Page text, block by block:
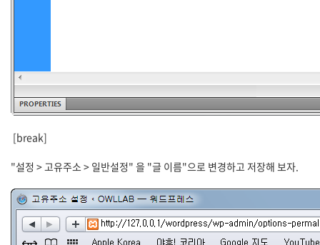
[break]
"설정 > 고유주소 > 일반설정" 을 "글 이름"으로 변경하고 저장해 보자.